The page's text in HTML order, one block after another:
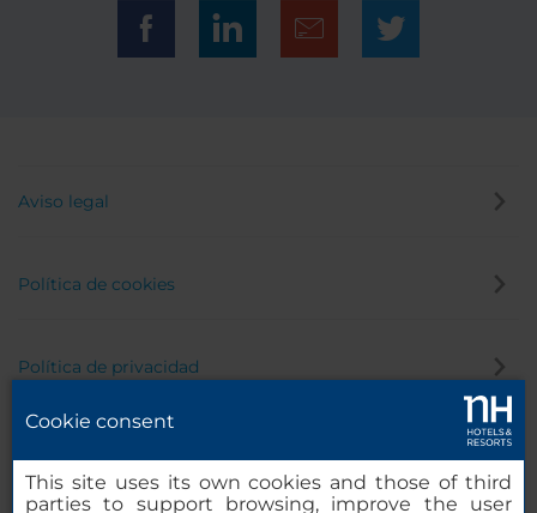
Aviso legal
Política de cookies
Política de privacidad
Cookie consent
This site uses its own cookies and those of third
parties to support browsing, improve the user